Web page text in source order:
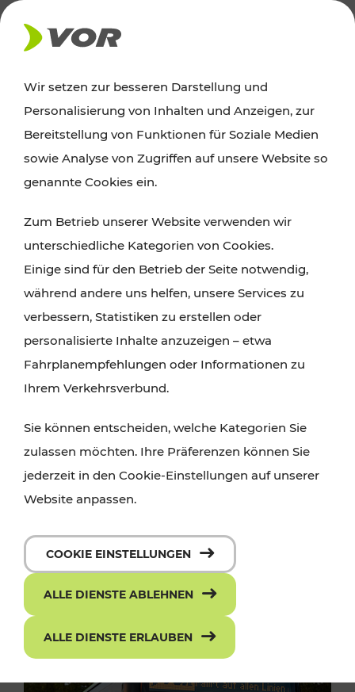
AKTUELLES
News
Alle wichtigen Meldungen zu Fahrplanänderungen,
finden Sie hier im Überblick.
Wir setzen zur besseren Darstellung und
Personalisierung von Inhalten und Anzeigen, zur
Bereitstellung von Funktionen für Soziale Medien
sowie Analyse von Zugriffen auf unsere Website so
genannte Cookies ein.
Zum Betrieb unserer Website verwenden wir
unterschiedliche Kategorien von Cookies.
Einige sind für den Betrieb der Seite notwendig,
während andere uns helfen, unsere Services zu
verbessern, Statistiken zu erstellen oder
personalisierte Inhalte anzuzeigen – etwa
Fahrplanempfehlungen oder Informationen zu
Ihrem Verkehrsverbund.
Sie können entscheiden, welche Kategorien Sie
zulassen möchten. Ihre Präferenzen können Sie
jederzeit in den Cookie-Einstellungen auf unserer
Website anpassen.
COOKIE EINSTELLUNGEN
ALLE DIENSTE ABLEHNEN
ALLE DIENSTE ERLAUBEN